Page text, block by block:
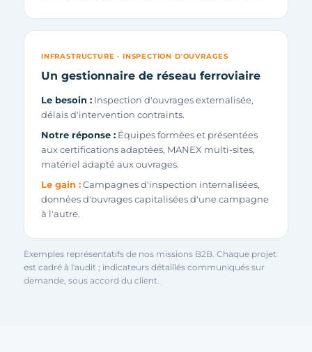
INFRASTRUCTURE · INSPECTION D'OUVRAGES
Un gestionnaire de réseau ferroviaire
Le besoin : Inspection d'ouvrages externalisée,
délais d'intervention contraints.
Notre réponse : Équipes formées et présentées
aux certifications adaptées, MANEX multi-sites,
matériel adapté aux ouvrages.
Le gain :Campagnes d'inspection internalisées,
données d'ouvrages capitalisées d'une campagne
à l'autre.
Exemples représentatifs de nos missions B2B. Chaque projet
est cadré à l'audit ; indicateurs détaillés communiqués sur
demande, sous accord du client.